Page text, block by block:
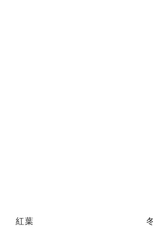
紅葉